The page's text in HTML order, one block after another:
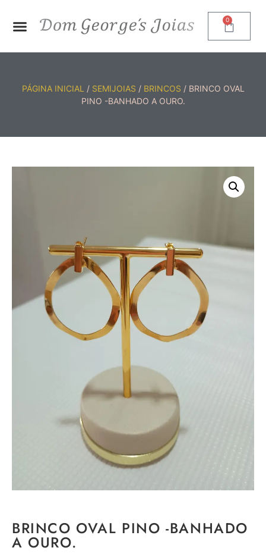
0
PÁGINA INICIAL / SEMIJOIAS / BRINCOS / BRINCO OVAL
PINO -BANHADO A OURO.
BRINCO OVAL PINO -BANHADO
A OURO.